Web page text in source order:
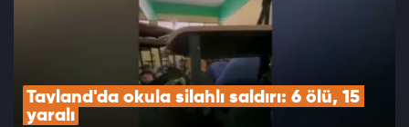
Tayland'da okula silahlı saldırı: 6 ölü, 15
yaralı